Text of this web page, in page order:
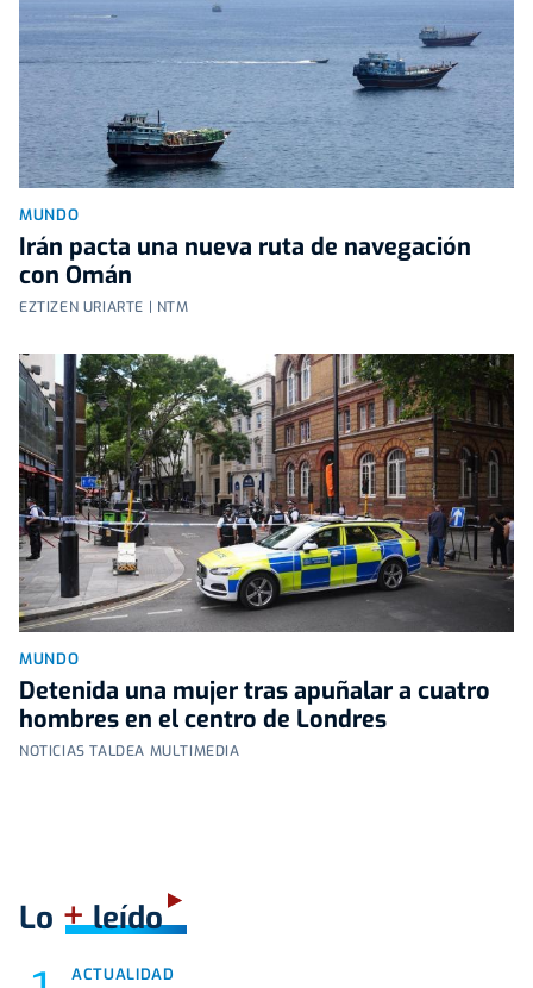
MUNDO
Irán pacta una nueva ruta de navegación
con Omán
EZTIZEN URIARTE | NTM
MUNDO
Detenida una mujer tras apuñalar a cuatro
hombres en el centro de Londres
NOTICIAS TALDEA MULTIMEDIA
Lo +leído
ACTUALIDAD